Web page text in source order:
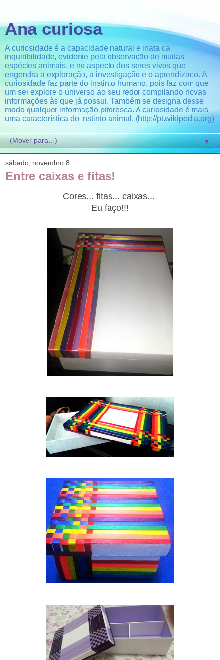
Ana curiosa
A curiosidade é a capacidade natural e inata da
inquiribilidade, evidente pela observação de muitas
espécies animais, e no aspecto dos seres vivos que
engendra a exploração, a investigação e o aprendizado. A
curiosidade faz parte do instinto humano, pois faz com que
um ser explore o universo ao seu redor compilando novas
informações às que já possui. Também se designa desse
modo qualquer informação pitoresca. A curiosidade é mais
uma característica do instinto animal. (http://pt.wikipedia.org)
▼
sábado, novembro 8
Entre caixas e fitas!
Cores... fitas... caixas...
Eu faço!!!